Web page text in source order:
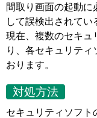
間取り画面の起動に
して誤検出されてい
現在、複数のセキュ
り、各セキュリテ
おります。
対処方法
セキュリティソフト